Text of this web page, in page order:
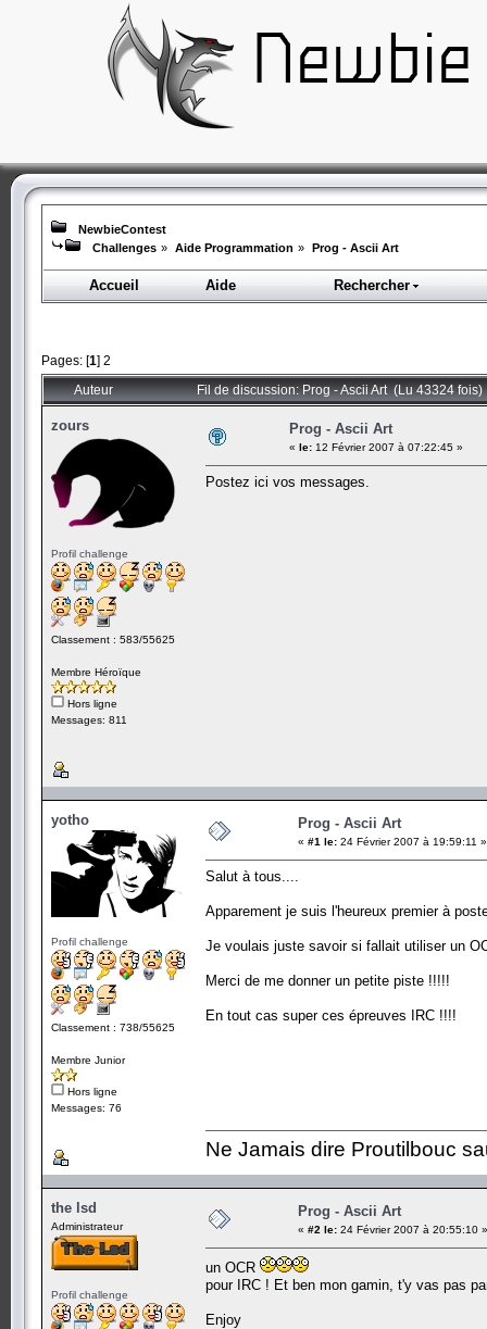
NewbieContest
Challenges » Aide Programmation » Prog - Ascii Art
Accueil Aide Rechercher
Pages: [1] 2
Auteur Fil de discussion: Prog - Ascii Art (Lu 43324 fois)
zours
Profil challenge
Classement : 583/55625
Membre Héroïque
Hors ligne
Messages: 811
Prog - Ascii Art
« le: 12 Février 2007 à 07:22:45 »
Postez ici vos messages.
yotho
Profil challenge
Classement : 738/55625
Membre Junior
Hors ligne
Messages: 76
Prog - Ascii Art
« #1 le: 24 Février 2007 à 19:59:11 »
Salut à tous....
Apparement je suis l'heureux premier à
Je voulais juste savoir si fallait utiliser un
Merci de me donner un petite piste !!!!!
En tout cas super ces épreuves IRC !!!!
Ne Jamais dire Proutilbouc
the lsd
Administrateur
Profil challenge
Prog - Ascii Art
« #2 le: 24 Février 2007 à 20:55:10 »
un OCR
pour IRC ! Et ben mon gamin, t'y vas pas
Enjoy